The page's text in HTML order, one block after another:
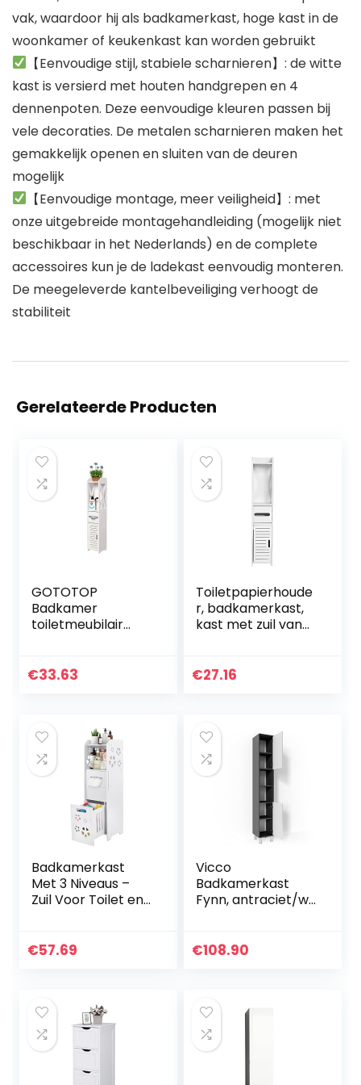
vak, waardoor hij als badkamerkast, hoge kast in de
woonkamer of keukenkast kan worden gebruikt
【Eenvoudige stijl, stabiele scharnieren】: de witte
kast is versierd met houten handgrepen en 4
dennenpoten. Deze eenvoudige kleuren passen bij
vele decoraties. De metalen scharnieren maken het
gemakkelijk openen en sluiten van de deuren
mogelijk
【Eenvoudige montage, meer veiligheid】: met
onze uitgebreide montagehandleiding (mogelijk niet
beschikbaar in het Nederlands) en de complete
accessoires kun je de ladekast eenvoudig monteren.
De meegeleverde kantelbeveiliging verhoogt de
stabiliteit
Gerelateerde Producten
GOTOTOP
Badkamer
toiletmeubilair
plank weefsel
€33.63
Toiletpapierhoude
r, badkamerkast,
kast met zuil van
badkamer en
€27.16
Badkamerkast
Met 3 Niveaus –
Zuil Voor Toilet en
€57.69
Vicco
Badkamerkast
Fynn, antraciet/wit
€108.90